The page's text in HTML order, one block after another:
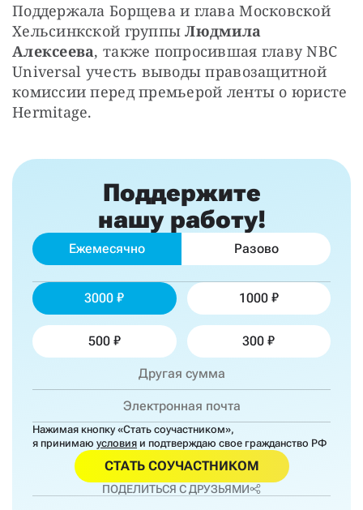
Поддержала Борщева и глава Московской
Хельсинкской группы Людмила
Алексеева, также попросившая главу NBC
Universal учесть выводы правозащитной
комиссии перед премьерой ленты о юристе
Hermitage.
Поддержите
нашу работу!
Ежемесячно Разово
3000 1000
500 300
Нажимая кнопку «Стать соучастником»,
я принимаю условия и подтверждаю свое гражданство РФ
СТАТЬ СОУЧАСТНИКОМ
ПОДЕЛИТЬСЯ С ДРУЗЬЯМИ